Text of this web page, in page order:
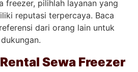
freezer, pilihlah layanan yang
reputasi terpercaya. Baca
dari orang lain untuk
Sewa Freezer